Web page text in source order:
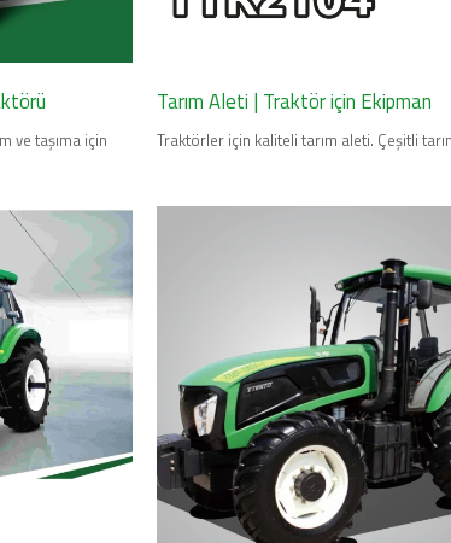
ve taşıma için
Tarım Aleti | Traktör için Ekipman
Traktörler için kaliteli tarım aleti. Çeşitli